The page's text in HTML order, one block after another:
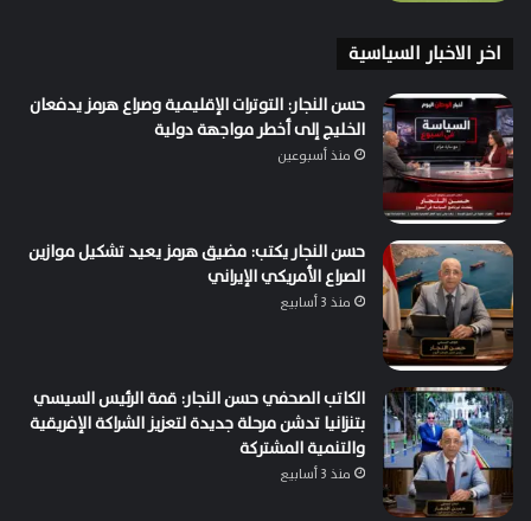
اخر الاخبار السياسية
حسن النجار: التوترات الإقليمية وصراع هرمز يدفعان
الخليج إلى أخطر مواجهة دولية
منذ أسبوعين
حسن النجار يكتب: مضيق هرمز يعيد تشكيل موازين
الصراع الأمريكي الإيراني
منذ 3 أسابيع
الكاتب الصحفي حسن النجار: قمة الرئيس السيسي
بتنزانيا تدشن مرحلة جديدة لتعزيز الشراكة الإفريقية
والتنمية المشتركة
منذ 3 أسابيع